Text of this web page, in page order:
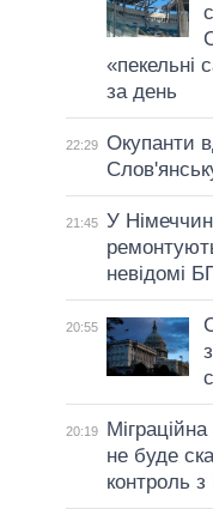
«пекельні
за день
22:29 Окупанти
21:45 У
невідомі
20:55
20:19
не буде
контроль з